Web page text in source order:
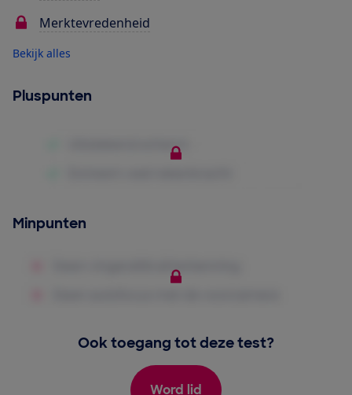
Merktevredenheid
Bekijk alles
Pluspunten
Minpunten
Ook toegang tot deze test?
Word lid